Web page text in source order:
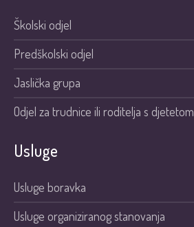
Školski odjel
Predškolski odjel
Jaslička grupa
Odjel za trudnice ili roditelja s djetetom
Usluge
Usluge boravka
Usluge organiziranog stanovanja